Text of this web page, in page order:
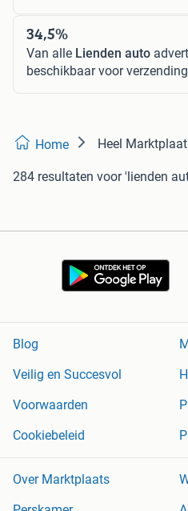
34,5%
Van alle Lienden auto
beschikbaar voor
Home Heel
284 resultaten voor 'lienden
Blog
Veilig en Succesvol
Voorwaarden
Cookiebeleid
Over Marktplaats